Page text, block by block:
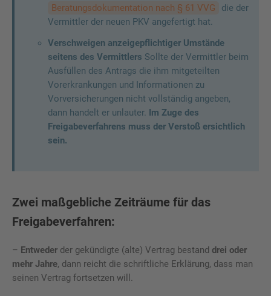
Beratungsdokumentation nach § 61 VVG
die der
Vermittler der neuen PKV angefertigt hat.
Verschweigen anzeigepflichtiger Umstände
seitens des Vermittlers Sollte der Vermittler beim
Ausfüllen des Antrags die ihm mitgeteilten
Vorerkrankungen und Informationen zu
Vorversicherungen nicht vollständig angeben,
dann handelt er unlauter. Im Zuge des
Freigabeverfahrens muss der Verstoß ersichtlich
sein.
Zwei maßgebliche Zeiträume für das
Freigabeverfahren:
– Entweder der gekündigte (alte) Vertrag bestand drei oder
mehr Jahre, dann reicht die schriftliche Erklärung, dass man
seinen Vertrag fortsetzen will.